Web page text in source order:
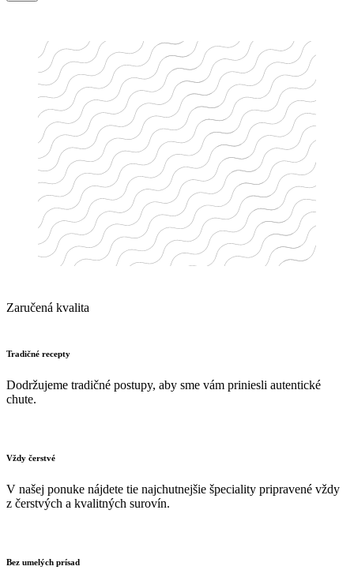
Zaručená kvalita
Tradičné recepty
Dodržujeme tradičné postupy, aby sme vám priniesli autentické
chute.
Vždy čerstvé
V našej ponuke nájdete tie najchutnejšie špeciality pripravené vždy
z čerstvých a kvalitných surovín.
Bez umelých prísad